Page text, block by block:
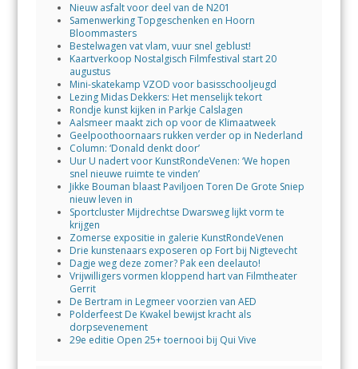
Nieuw asfalt voor deel van de N201
Samenwerking Topgeschenken en Hoorn
Bloommasters
Bestelwagen vat vlam, vuur snel geblust!
Kaartverkoop Nostalgisch Filmfestival start 20
augustus
Mini-skatekamp VZOD voor basisschooljeugd
Lezing Midas Dekkers: Het menselijk tekort
Rondje kunst kijken in Parkje Calslagen
Aalsmeer maakt zich op voor de Klimaatweek
Geelpoothoornaars rukken verder op in Nederland
Column: ‘Donald denkt door’
Uur U nadert voor KunstRondeVenen: ‘We hopen
snel nieuwe ruimte te vinden’
Jikke Bouman blaast Paviljoen Toren De Grote Sniep
nieuw leven in
Sportcluster Mijdrechtse Dwarsweg lijkt vorm te
krijgen
Zomerse expositie in galerie KunstRondeVenen
Drie kunstenaars exposeren op Fort bij Nigtevecht
Dagje weg deze zomer? Pak een deelauto!
Vrijwilligers vormen kloppend hart van Filmtheater
Gerrit
De Bertram in Legmeer voorzien van AED
Polderfeest De Kwakel bewijst kracht als
dorpsevenement
29e editie Open 25+ toernooi bij Qui Vive